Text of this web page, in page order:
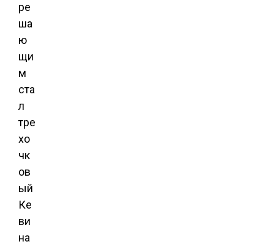
ре
ша
ю
щи
м
ста
л
тре
хо
чк
ов
ый
Ке
ви
на